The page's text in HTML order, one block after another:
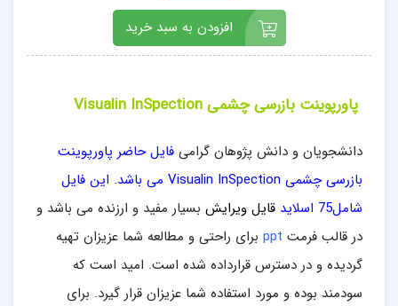
افزودن به سبد خرید
پاورپوینت بازرسی چشمی Visualin InSpection
دانشجویان و دانش پژوهان گرامی فایل حاضر پاورپوینت
بازرسی چشمی Visualin InSpection می باشد. این فایل
شامل75 اسلاید
قایل ویرایش بسیار مفید و ارزنده می باشد و
در قالب فرمت
برای راحتی و مطالعه شما عزیزان تهیه
گردیده و در دسترس قرارداده شده است. امید است که
سودمند بوده و مورد استفاده شما عزیزان قرار گیرد. برای